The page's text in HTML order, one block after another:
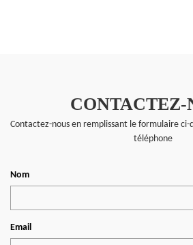
CONTACTEZ-
Contactez-nous en remplissant le formulaire
téléphone
Nom
Email